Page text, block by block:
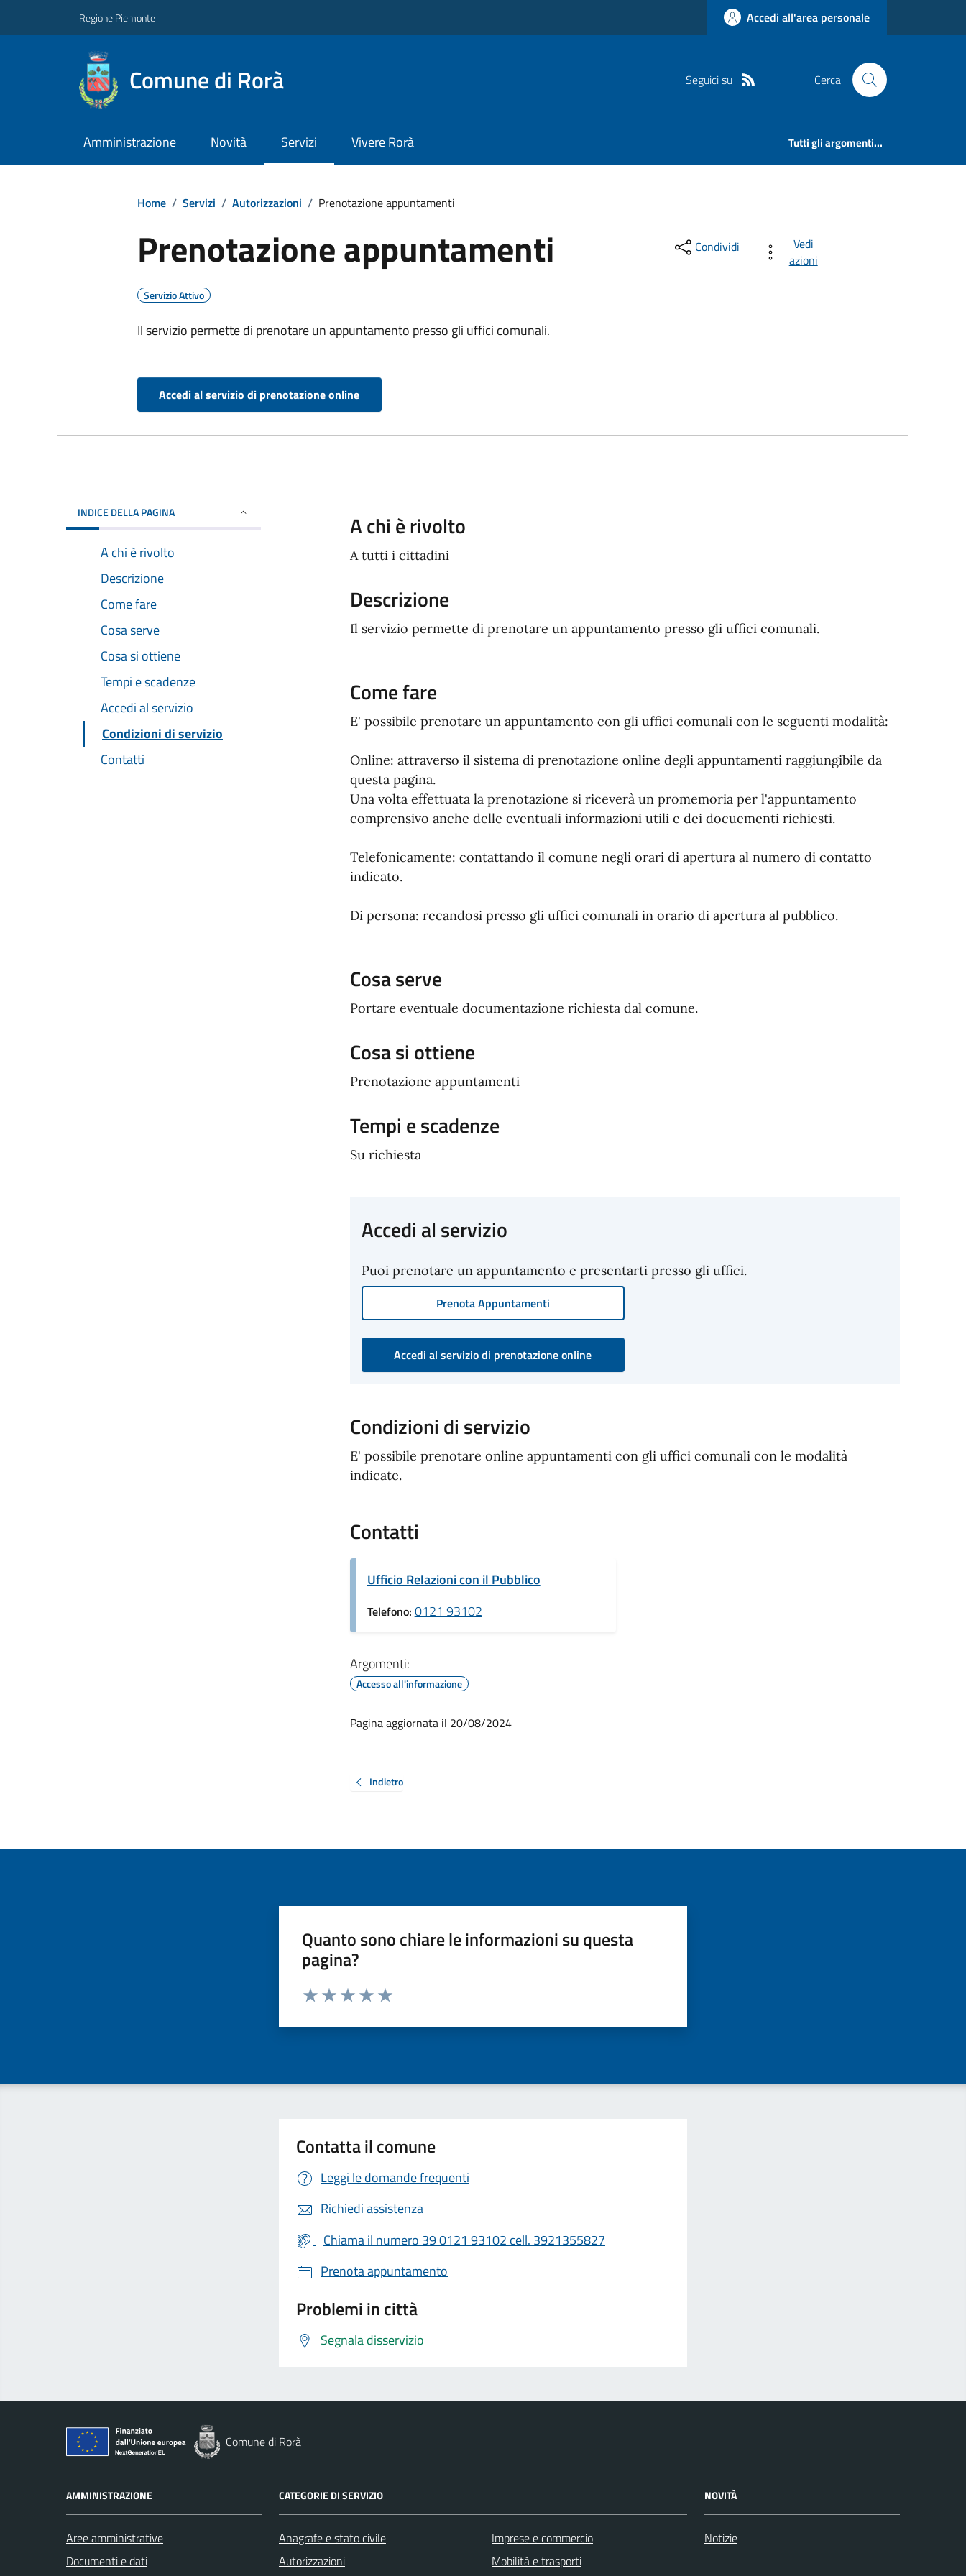
Regione Piemonte Accedi all'area personale
Comune di Rorà Seguici su Cerca
Amministrazione Novità Servizi Vivere Rorà Tutti gli argomenti...
Home / Servizi / Autorizzazioni / Prenotazione appuntamenti
Prenotazione appuntamenti
Servizio Attivo
Il servizio permette di prenotare un appuntamento presso gli uffici comunali.
Accedi al servizio di prenotazione online
Condividi
Vedi
azioni
INDICE DELLA PAGINA
A chi è rivolto
Descrizione
Come fare
Cosa serve
Cosa si ottiene
Tempi e scadenze
Accedi al servizio
Condizioni di servizio
Contatti
A chi è rivolto
A tutti i cittadini
Descrizione
Il servizio permette di prenotare un appuntamento presso gli uffici comunali.
Come fare
E' possibile prenotare un appuntamento con gli uffici comunali con le seguenti modalità:
Online: attraverso il sistema di prenotazione online degli appuntamenti raggiungibile da
questa pagina.
Una volta effettuata la prenotazione si riceverà un promemoria per l'appuntamento
comprensivo anche delle eventuali informazioni utili e dei docuementi richiesti.
Telefonicamente: contattando il comune negli orari di apertura al numero di contatto
indicato.
Di persona: recandosi presso gli uffici comunali in orario di apertura al pubblico.
Cosa serve
Portare eventuale documentazione richiesta dal comune.
Cosa si ottiene
Prenotazione appuntamenti
Tempi e scadenze
Su richiesta
Accedi al servizio
Puoi prenotare un appuntamento e presentarti presso gli uffici.
Prenota Appuntamenti
Accedi al servizio di prenotazione online
Condizioni di servizio
E' possibile prenotare online appuntamenti con gli uffici comunali con le modalità
indicate.
Contatti
Ufficio Relazioni con il Pubblico
Telefono: 0121 93102
Argomenti:
Accesso all'informazione
Pagina aggiornata il 20/08/2024
Indietro
Quanto sono chiare le informazioni su questa
pagina?
Valuta da 1 a 5 stelle la pagina
Contatta il comune
Leggi le domande frequenti
Richiedi assistenza
Chiama il numero 39 0121 93102 cell. 3921355827
Prenota appuntamento
Problemi in città
Segnala disservizio
Comune di Rorà
AMMINISTRAZIONE
Aree amministrative
Documenti e dati
CATEGORIE DI SERVIZIO
Anagrafe e stato civile
Autorizzazioni
Imprese e commercio
Mobilità e trasporti
NOVITÀ
Notizie